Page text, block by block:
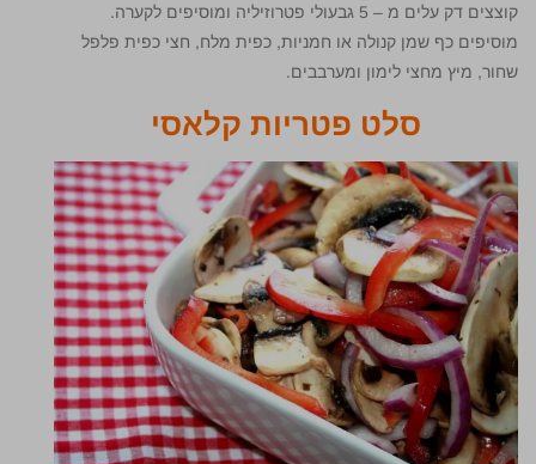
קוצצים דק עלים מ – 5 גבעולי פטרוזיליה ומוסיפים לקערה.
מוסיפים כף שמן קנולה או חמניות, כפית מלח, חצי כפית פלפל
שחור, מיץ מחצי לימון ומערבבים.
סלט פטריות קלאסי